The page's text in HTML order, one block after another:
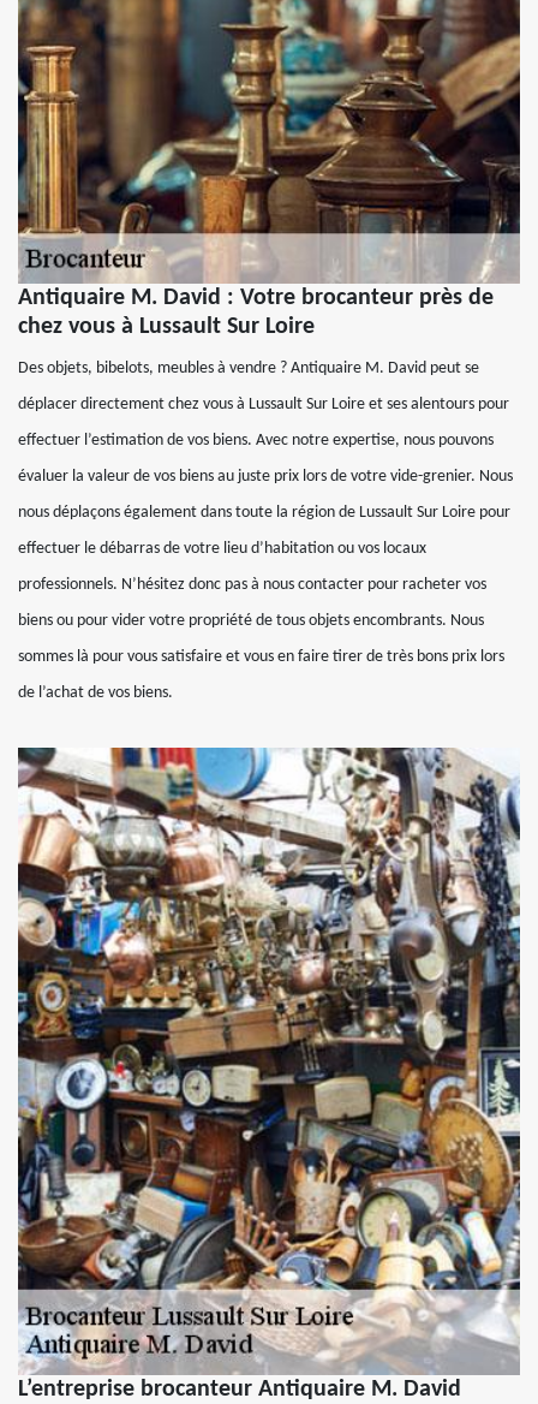
Antiquaire M. David : Votre brocanteur près de
chez vous à Lussault Sur Loire
Des objets, bibelots, meubles à vendre ? Antiquaire M. David peut se
déplacer directement chez vous à Lussault Sur Loire et ses alentours pour
effectuer l’estimation de vos biens. Avec notre expertise, nous pouvons
évaluer la valeur de vos biens au juste prix lors de votre vide-grenier. Nous
nous déplaçons également dans toute la région de Lussault Sur Loire pour
effectuer le débarras de votre lieu d’habitation ou vos locaux
professionnels. N’hésitez donc pas à nous contacter pour racheter vos
biens ou pour vider votre propriété de tous objets encombrants. Nous
sommes là pour vous satisfaire et vous en faire tirer de très bons prix lors
de l’achat de vos biens.
L’entreprise brocanteur Antiquaire M. David